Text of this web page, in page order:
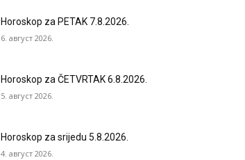
Horoskop za PETAK 7.8.2026.
6. август 2026.
Horoskop za ČETVRTAK 6.8.2026.
5. август 2026.
Horoskop za srijedu 5.8.2026.
4. август 2026.